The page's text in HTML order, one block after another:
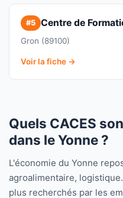
#5 Centre de
Gron (89100)
Voir la fiche →
Quels CACES
dans le Yonne ?
L'économie du Yonne
agroalimentaire,
plus recherchés par les